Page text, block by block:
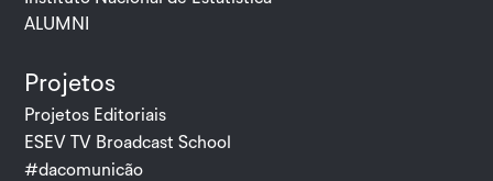
ALUMNI
Projetos
Projetos Editoriais
ESEV TV Broadcast School
#dacomunicão